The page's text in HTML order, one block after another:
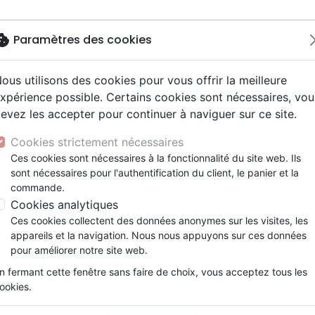
NouveautésBibles
courant / NFC
fondamental
Autres versions
Bibles d'étude
Bibles audio
Bibles gros caractères
Calendriers
autres langues
Livres
adoration
santé +
famille +
Messianique
+
bio
spirituel
Mission, évangélisation
Fin des temps
Personnages de la Bible
Création, évolution
Théâtre, saynettes
Jeunesse
6-9 ans
9-12 ans
jeunes
Enseignement jeunesse
Livres d'activités
Cadeaux Bébé
enfant Recueils et partitions
DVD concert
cultuels
Croix/cadres
Porte clés
Posters
Bloc notes
- Une évaluation chrétienne des approches
Repenser le leadership -
approches contemporaines
Collectif
RéférenceEXC0599 EAN9782755005998
Description
Ce livre propose un état des lieux
Paramètres des cookies
utilisons des cookies pour vous offrir la meilleure
possible. Certains cookies sont nécessaires,
les accepter pour continuer à naviguer sur ce site.
Cookies strictement nécessaires
Ces cookies sont nécessaires à la fonctionnalité du site web. Ils
sont nécessaires pour l'authentification du client, le panier et la
commande.
Cookies analytiques
Ces cookies collectent des données anonymes sur les visites, les
appareils et la navigation. Nous nous appuyons sur ces données
pour améliorer notre site web.
fermant cette fenêtre sans faire de choix, vous acceptez tous les